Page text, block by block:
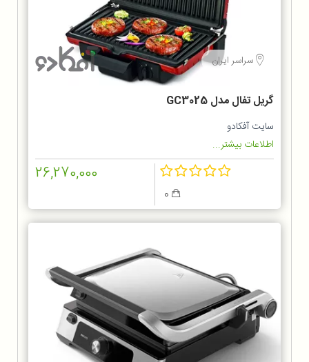
سراسر ایران
گریل تفال مدل GC3025
سایت آفکادو
اطلاعات بیشتر...
26,270,000